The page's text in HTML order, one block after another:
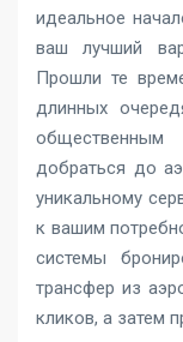
идеальное
ваш лучший
Прошли те
длинных
добраться до
уникальному
к вашим
системы
трансфер из
кликов, а затем